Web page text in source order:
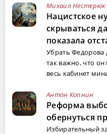
Михаил Нестерюк
Нацистское
скрываться
показала
Убрать Федорова
так важно, что он
весь кабинет
Антон Копнин
Реформа
обернуться
Избирательный